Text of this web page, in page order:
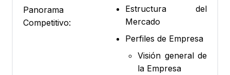
Panorama
Competitivo:
Estructura del
Mercado
Perfiles de Empresa
Visión general de
la Empresa